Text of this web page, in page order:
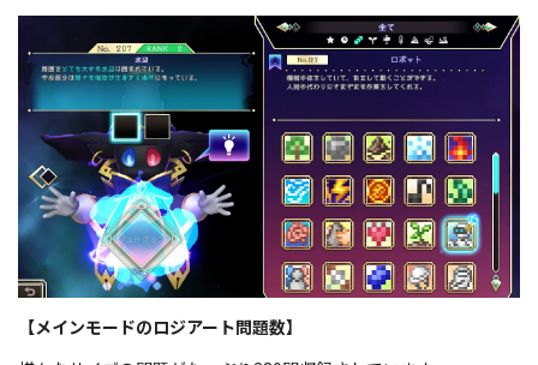
【メインモードのロジアート問題数】